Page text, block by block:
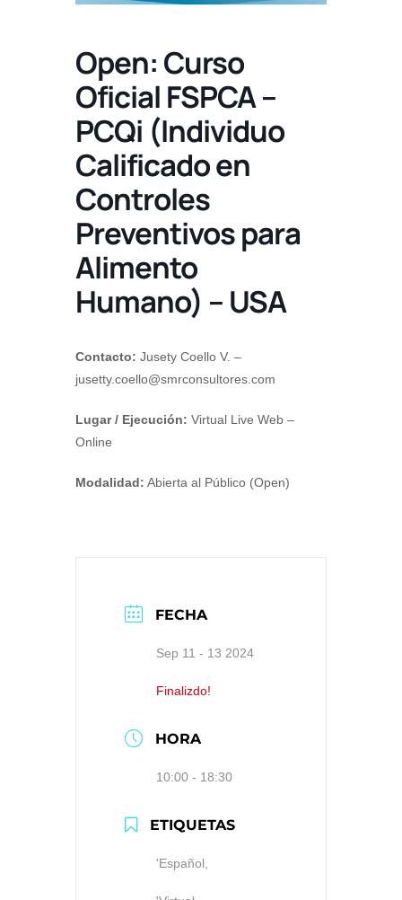
Open: Curso
Oficial FSPCA –
PCQi (Individuo
Calificado en
Controles
Preventivos para
Alimento
Humano) – USA
Contacto: Jusety Coello V. –
jusetty.coello@smrconsultores.com
Lugar / Ejecución: Virtual Live Web –
Online
Modalidad: Abierta al Público (Open)
FECHA
Sep 11 - 13 2024
Finalizdo!
HORA
10:00 - 18:30
ETIQUETAS
'Español,